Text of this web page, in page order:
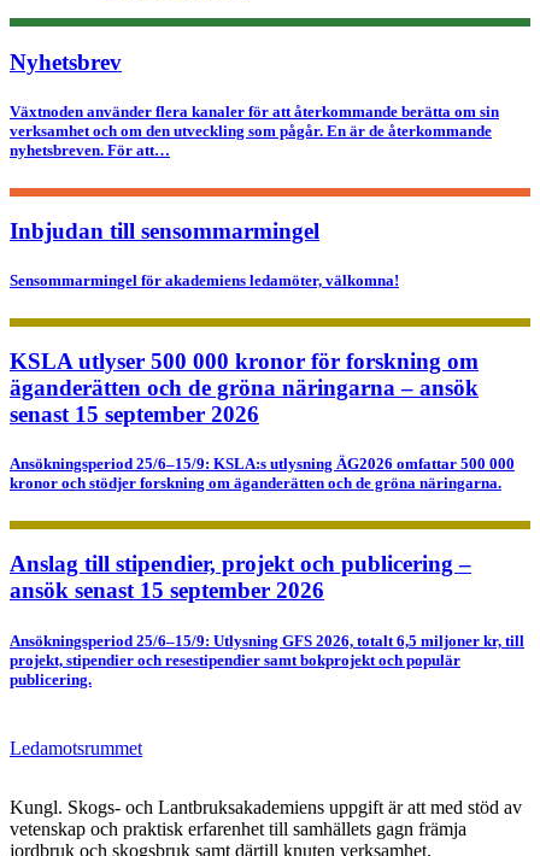
Nyhetsbrev
Växtnoden använder flera kanaler för att återkommande berätta om sin
verksamhet och om den utveckling som pågår. En är de återkommande
nyhetsbreven. För att…
Inbjudan till sensommarmingel
Sensommarmingel för akademiens ledamöter, välkomna!
KSLA utlyser 500 000 kronor för forskning om
äganderätten och de gröna näringarna – ansök
senast 15 september 2026
Ansökningsperiod 25/6–15/9: KSLA:s utlysning ÄG2026 omfattar 500 000
kronor och stödjer forskning om äganderätten och de gröna näringarna.
Anslag till stipendier, projekt och publicering –
ansök senast 15 september 2026
Ansökningsperiod 25/6–15/9: Utlysning GFS 2026, totalt 6,5 miljoner kr, till
projekt, stipendier och resestipendier samt bokprojekt och populär
publicering.
Ledamotsrummet
Kungl. Skogs- och Lantbruksakademiens uppgift är att med stöd av
vetenskap och praktisk erfarenhet till samhällets gagn främja
jordbruk och skogsbruk samt därtill knuten verksamhet.